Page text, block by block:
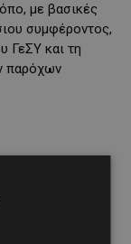
με βασικές
συμφέροντος,
ΓεΣΥ και τη
παρόχων